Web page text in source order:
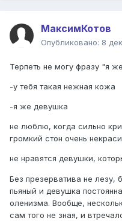
МаксимКотов
Опубликовано: 8
Терпеть не могу фразу "я
-у тебя такая нежная кожа
-я же девушка
не люблю, когда сильно
громкий стон очень
не нравятся девушки,
Без презерватива не лезу,
пьяный и девушка
оленизма. Вообще,
сам того не зная, и